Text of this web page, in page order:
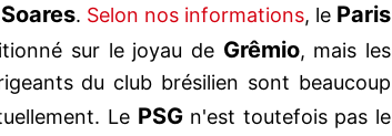
. Selon nos informations, le Paris
sur le joyau de Grêmio, mais les
du club brésilien sont beaucoup
Le PSGn'est toutefois pas le